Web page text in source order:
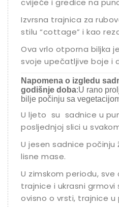
cvijeće i gredice na
Izvrsna trajnica za
stilu “cottage” i kao
Ova vrlo otporna biljka
svoje upečatljive boje i
Napomena o izgledu
godišnje doba:U rano
bilje počinju sa
U ljeto su sadnice u
posljednjoj slici u
U jesen sadnice
lisne mase.
U zimskom periodu,
trajnice i ukrasni grmovi
ovisno o vrsti, trajnice